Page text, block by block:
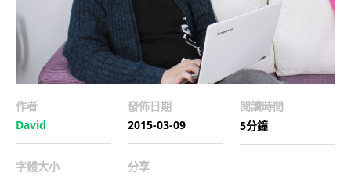
作者
David
發佈日期
2015-03-09
閱讀時間
5分鐘
字體大小 分享